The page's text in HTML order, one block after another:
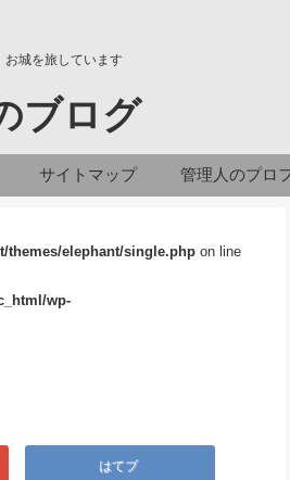
お城を旅しています
ブログ
サイトマップ 管理人のプロ
themes/elephant/single.php on line
wp-
はてブ